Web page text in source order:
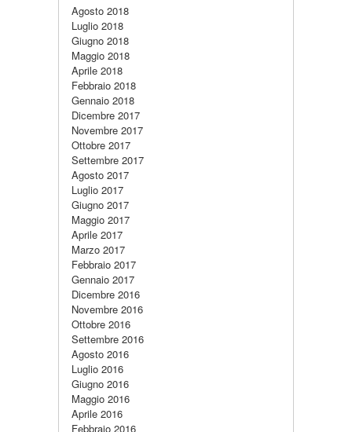
Agosto 2018
Luglio 2018
Giugno 2018
Maggio 2018
Aprile 2018
Febbraio 2018
Gennaio 2018
Dicembre 2017
Novembre 2017
Ottobre 2017
Settembre 2017
Agosto 2017
Luglio 2017
Giugno 2017
Maggio 2017
Aprile 2017
Marzo 2017
Febbraio 2017
Gennaio 2017
Dicembre 2016
Novembre 2016
Ottobre 2016
Settembre 2016
Agosto 2016
Luglio 2016
Giugno 2016
Maggio 2016
Aprile 2016
Febbraio 2016